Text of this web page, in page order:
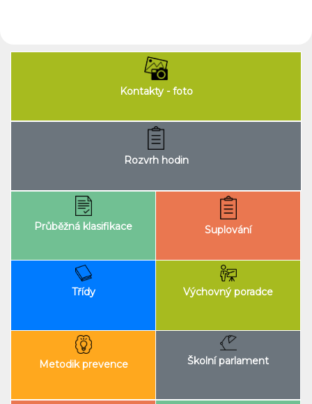
Kontakty - foto
Rozvrh hodin
Průběžná klasifikace Suplování
Třídy Výchovný poradce
Metodik prevence Školní parlament